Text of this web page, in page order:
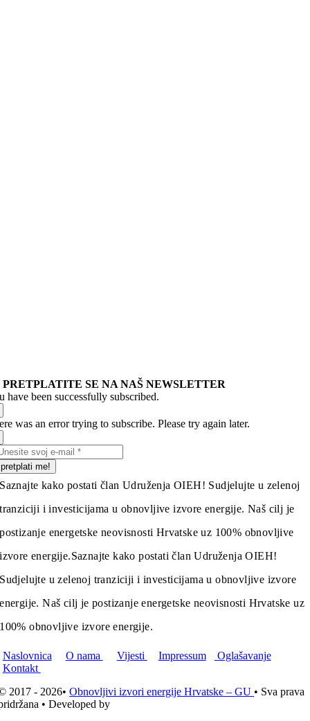
PRETPLATITE SE NA NAŠ NEWSLETTER
have been successfully subscribed.
was an error trying to subscribe. Please try again later.
pretplati me!
Saznajte kako postati član Udruženja OIEH! Sudjelujte u zelenoj
tranziciji i investicijama u obnovljive izvore energije. Naš cilj je
postizanje energetske neovisnosti Hrvatske uz 100% obnovljive
izvore energije.Saznajte kako postati član Udruženja OIEH!
Sudjelujte u zelenoj tranziciji i investicijama u obnovljive izvore
energije. Naš cilj je postizanje energetske neovisnosti Hrvatske uz
100% obnovljive izvore energije.
Naslovnica O nama Vijesti Impressum
Oglašavanje
Kontakt
2017 - 2026•Obnovljivi izvori energije Hrvatske – GU • Sva prava
• Developed by